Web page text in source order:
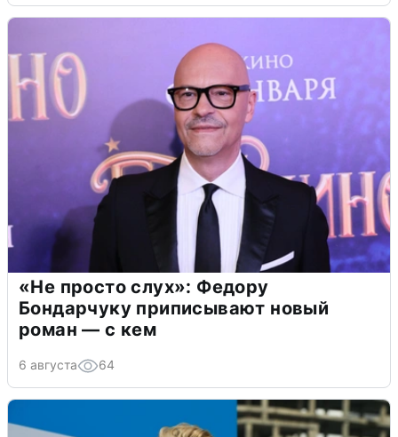
«Не просто слух»: Федору
Бондарчуку приписывают новый
роман — с кем
6 августа 64